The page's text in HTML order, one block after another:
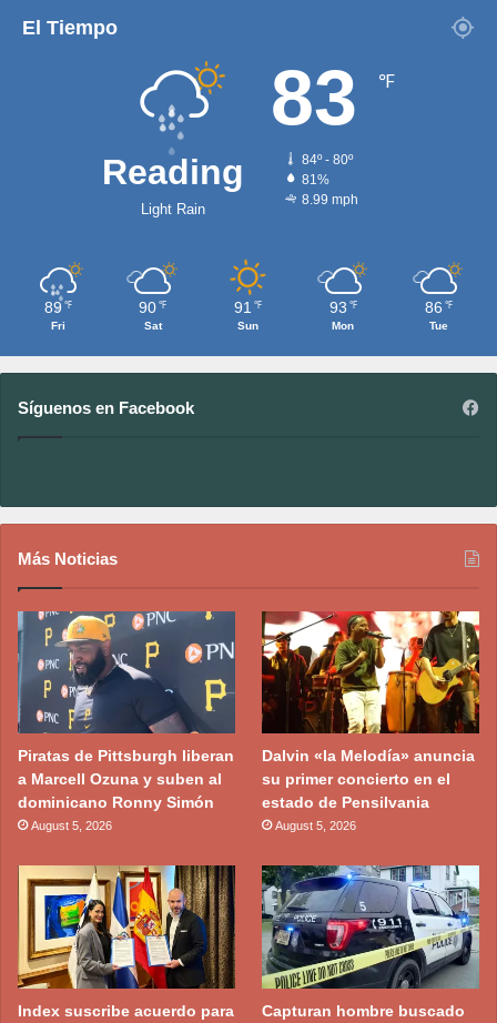
El Tiempo
Reading
Light Rain
83 ℉
84º - 80º
81%
8.99 mph
89 ℉
Fri
90 ℉
Sat
91 ℉
Sun
93 ℉
Mon
86 ℉
Tue
Síguenos en Facebook
Más Noticias
Piratas de Pittsburgh liberan
a Marcell Ozuna y suben al
dominicano Ronny Simón
August 5, 2026
Dalvin «la Melodía» anuncia
su primer concierto en el
estado de Pensilvania
August 5, 2026
Index suscribe acuerdo para
Capturan hombre buscado